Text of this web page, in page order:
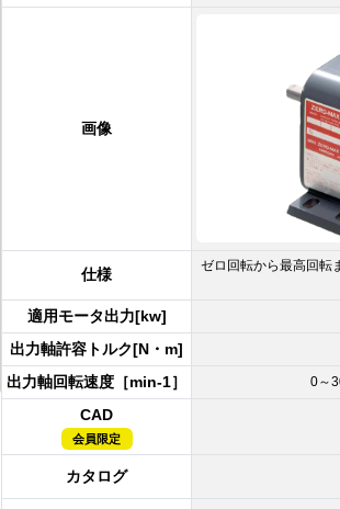
画像
仕様
ゼロ回転から最高回転
適用モータ出力[kw]
出力軸許容トルク[N・m]
出力軸回転速度［min-1］ 0～
CAD
会員限定
カタログ